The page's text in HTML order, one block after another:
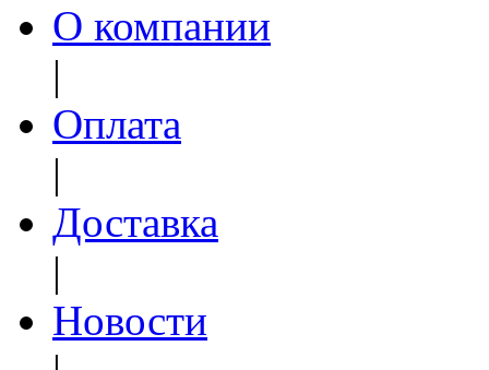
О компании
|
Оплата
|
Доставка
|
Новости